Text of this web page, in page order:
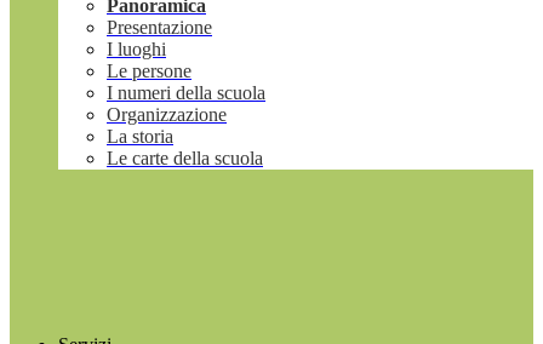
Panoramica
Presentazione
I luoghi
Le persone
I numeri della scuola
Organizzazione
La storia
Le carte della scuola